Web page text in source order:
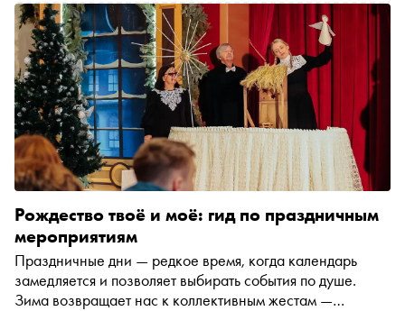
галлюцинацию, когда знаки любви начинают
мерещиться повсюду. В подборке «Сноба» —
произведения искусства, которые говорят о чувствах
сложнее, чем открытка с признанием, и честнее, чем
любое «навсегда»
Рождество твоë и моë: гид по праздничным
мероприятиям
Праздничные дни — редкое время, когда календарь
замедляется и позволяет выбирать события по душе.
Зима возвращает нас к коллективным жестам —